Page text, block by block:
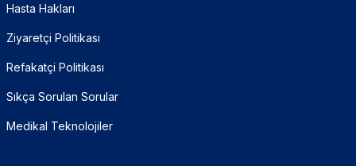
Hasta Hakları
Ziyaretçi Politikası
Refakatçi Politikası
Sıkça Sorulan Sorular
Medikal Teknolojiler